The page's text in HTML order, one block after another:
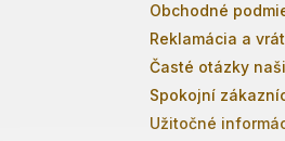
Obchodné
Reklamácia a
Časté otázky
Spokojní
Užitočné